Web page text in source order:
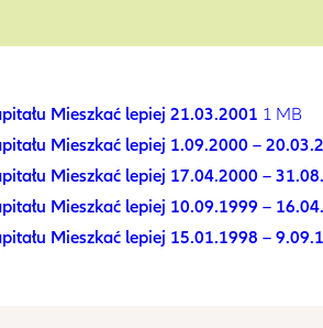
Mieszkać lepiej 21.03.2001 1 MB
Mieszkać lepiej 1.09.2000 –
Mieszkać lepiej 17.04.2000 –
Mieszkać lepiej 10.09.1999 –
Mieszkać lepiej 15.01.1998 –